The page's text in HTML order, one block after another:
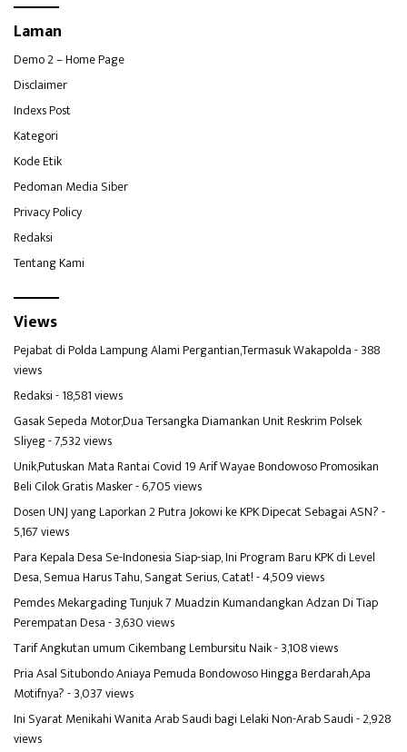
Laman
Demo 2 – Home Page
Disclaimer
Indexs Post
Kategori
Kode Etik
Pedoman Media Siber
Privacy Policy
Redaksi
Tentang Kami
Views
Pejabat di Polda Lampung Alami Pergantian,Termasuk Wakapolda- 388
views
Redaksi- 18,581 views
Gasak Sepeda Motor,Dua Tersangka Diamankan Unit Reskrim Polsek
Sliyeg- 7,532 views
Unik,Putuskan Mata Rantai Covid 19 Arif Wayae Bondowoso Promosikan
Beli Cilok Gratis Masker- 6,705 views
Dosen UNJ yang Laporkan 2 Putra Jokowi ke KPK Dipecat Sebagai ASN?-
5,167 views
Para Kepala Desa Se-Indonesia Siap-siap, Ini Program Baru KPK di Level
Desa, Semua Harus Tahu, Sangat Serius, Catat!- 4,509 views
Pemdes Mekargading Tunjuk 7 Muadzin Kumandangkan Adzan Di Tiap
Perempatan Desa- 3,630 views
Tarif Angkutan umum Cikembang Lembursitu Naik- 3,108 views
Pria Asal Situbondo Aniaya Pemuda Bondowoso Hingga Berdarah,Apa
Motifnya?- 3,037 views
Ini Syarat Menikahi Wanita Arab Saudi bagi Lelaki Non-Arab Saudi- 2,928
views